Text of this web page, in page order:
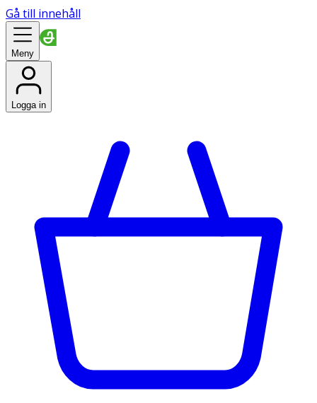
Gå till innehåll
Meny
Logga in